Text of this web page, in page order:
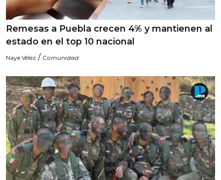
Remesas a Puebla crecen 4% y mantienen al
estado en el top 10 nacional
Naye Vélez / Comunidad